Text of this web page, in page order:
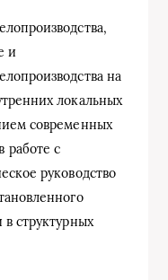
и
на
локальных
современных
работе с
руководство
структурных